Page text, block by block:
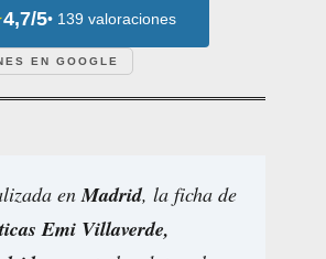
4,7/5• 139 valoraciones
EN GOOGLE
enMadrid, la ficha de
Emi Villaverde,